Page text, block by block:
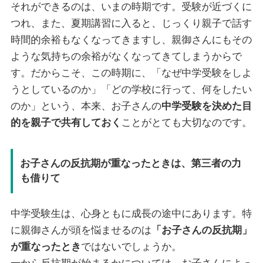
それができるのは、いまの時期です。受験が近づくに
つれ、また、夏期講習に入ると、じっくり親子で話す
時間的余裕もなくなってきますし、親御さんにもその
ような気持ちの余裕がなくなってきてしまうからで
す。だからこそ、この時期に、「なぜ中学受験をしよ
うとしているのか」「どの学校に行って、何をしたい
のか」という、本来、お子さんの中学受験を決めた目
的を親子で共有しておく ことがとても大切なのです。
お子さんの反抗期が重なったときは、第三者の力
も借りて
中学受験生は、心身ともに成長の途中にあります。特
に親御さんが頭を悩ませるのは 「お子さんの反抗期」
が重なったとき ではないでしょうか。